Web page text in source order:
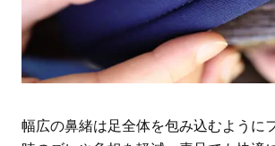
幅広の鼻緒は足全体を包み込むように